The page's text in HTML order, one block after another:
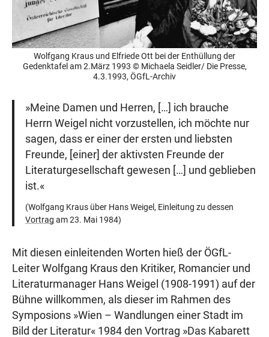
Wolfgang Kraus und Elfriede Ott bei der Enthüllung der
Gedenktafel am 2.März 1993 © Michaela Seidler/ Die Presse,
4.3.1993, ÖGfL-Archiv
»Meine Damen und Herren, […] ich brauche
Herrn Weigel nicht vorzustellen, ich möchte nur
sagen, dass er einer der ersten und liebsten
Freunde, [einer] der aktivsten Freunde der
Literaturgesellschaft gewesen […] und geblieben
ist.«
(Wolfgang Kraus über Hans Weigel, Einleitung zu dessen
Vortrag am 23. Mai 1984)
Mit diesen einleitenden Worten hieß der ÖGfL-
Leiter Wolfgang Kraus den Kritiker, Romancier und
Literaturmanager Hans Weigel (1908-1991) auf der
Bühne willkommen, als dieser im Rahmen des
Symposions »Wien – Wandlungen einer Stadt im
Bild der Literatur« 1984 den Vortrag »Das Kabarett